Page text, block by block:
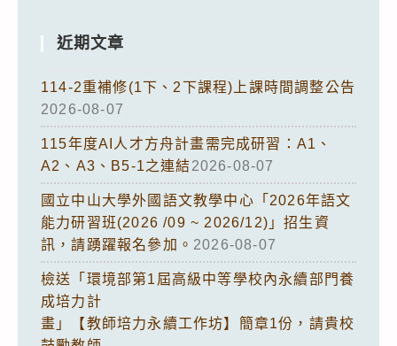
近期文章
114-2重補修(1下、2下課程)上課時間調整公告
2026-08-07
115年度AI人才方舟計畫需完成研習：A1、
A2、A3、B5-1之連結2026-08-07
國立中山大學外國語文教學中心「2026年語文
能力研習班(2026 /09 ~ 2026/12)」招生資
訊，請踴躍報名參加。 2026-08-07
檢送「環境部第1屆高級中等學校內永續部門養
成培力計
畫」【教師培力永續工作坊】簡章1份，請貴校